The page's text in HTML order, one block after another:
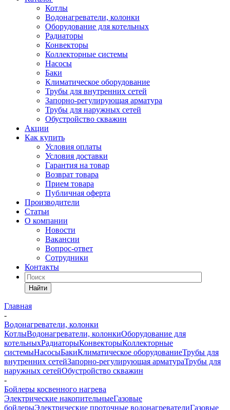
Котлы
Водонагреватели, колонки
Оборудование для котельных
Радиаторы
Конвекторы
Коллекторные системы
Насосы
Баки
Климатическое оборудование
Трубы для внутренних сетей
Запорно-регулирующая арматура
Трубы для наружных сетей
Обустройство скважин
Акции
Как купить
Условия оплаты
Условия доставки
Гарантия на товар
Возврат товара
Прием товара
Публичная оферта
Производители
Статьи
О компании
Новости
Вакансии
Вопрос-ответ
Сотрудники
Контакты
Найти
Главная
-
Водонагреватели, колонки
КотлыВодонагреватели, колонкиОборудование для
котельныхРадиаторыКонвекторыКоллекторные
системыНасосыБакиКлиматическое оборудованиеТрубы для
внутренних сетейЗапорно-регулирующая арматураТрубы для
наружных сетейОбустройство скважин
-
Бойлеры косвенного нагрева
Электрические накопительныеГазовые
бойлерыЭлектрические проточные водонагревателиГазовые